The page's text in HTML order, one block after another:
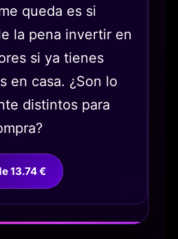
queda es si
la pena invertir en
si ya tienes
en casa. ¿Son lo
distintos para
13.74 €